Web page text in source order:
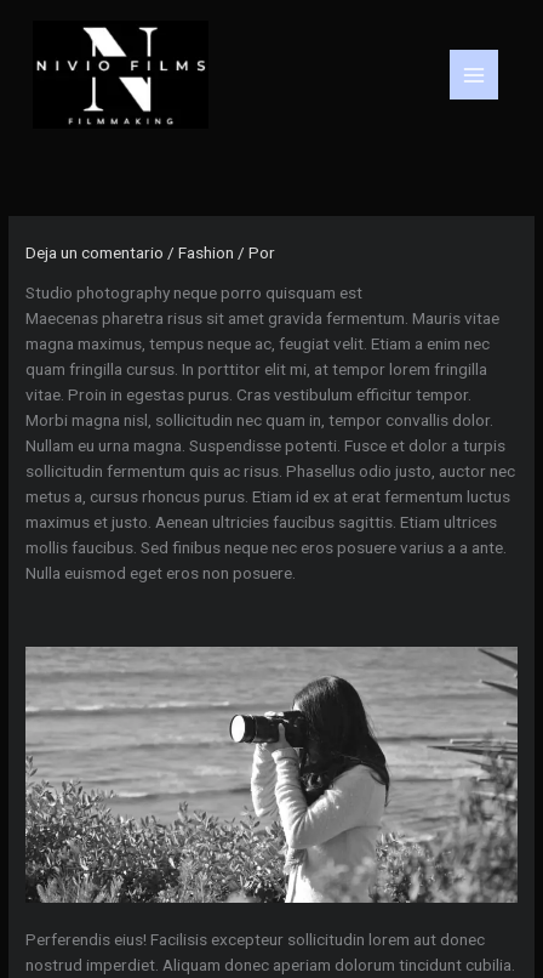
contenido
Deja un comentario /Fashion / Por
Studio photography neque porro quisquam est
Maecenas pharetra risus sit amet gravida fermentum. Mauris vitae
magna maximus, tempus neque ac, feugiat velit. Etiam a enim nec
quam fringilla cursus. In porttitor elit mi, at tempor lorem fringilla
vitae. Proin in egestas purus. Cras vestibulum efficitur tempor.
Morbi magna nisl, sollicitudin nec quam in, tempor convallis dolor.
Nullam eu urna magna. Suspendisse potenti. Fusce et dolor a turpis
sollicitudin fermentum quis ac risus. Phasellus odio justo, auctor nec
metus a, cursus rhoncus purus. Etiam id ex at erat fermentum luctus
maximus et justo. Aenean ultricies faucibus sagittis. Etiam ultrices
mollis faucibus. Sed finibus neque nec eros posuere varius a a ante.
Nulla euismod eget eros non posuere.
Perferendis eius! Facilisis excepteur sollicitudin lorem aut donec
nostrud imperdiet. Aliquam donec aperiam dolorum tincidunt cubilia.